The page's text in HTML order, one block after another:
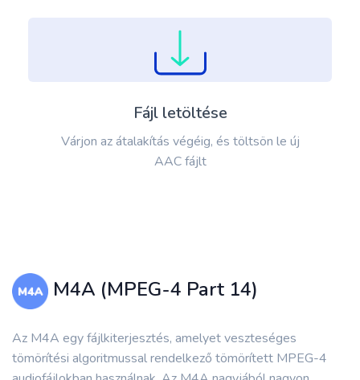
Fájl letöltése
Várjon az átalakítás végéig, és töltsön le új
AAC fájlt
M4A (MPEG-4 Part 14)
Az M4A egy fájlkiterjesztés, amelyet veszteséges
tömörítési algoritmussal rendelkező tömörített MPEG-4